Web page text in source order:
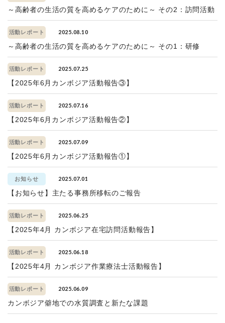
～高齢者の生活の質を高めるケアのために～ その2：訪問活動
活動レポート 2025.08.10
～高齢者の生活の質を高めるケアのために～ その1：研修
活動レポート 2025.07.25
【2025年6月カンボジア活動報告③】
活動レポート 2025.07.16
【2025年6月カンボジア活動報告②】
活動レポート 2025.07.09
【2025年6月カンボジア活動報告①】
お知らせ 2025.07.01
【お知らせ】主たる事務所移転のご報告
活動レポート 2025.06.25
【2025年4月 カンボジア在宅訪問活動報告】
活動レポート 2025.06.18
【2025年4月 カンボジア作業療法士活動報告】
活動レポート 2025.06.09
カンボジア僻地での水質調査と新たな課題